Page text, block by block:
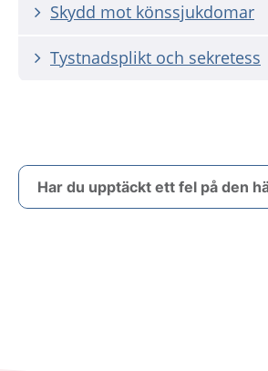
Skydd mot könssjukdomar
Tystnadsplikt och sekretess
Har du upptäckt ett fel på den